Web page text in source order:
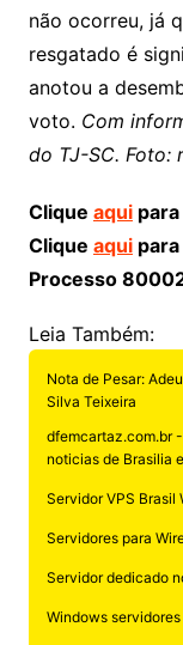
não ocorreu, já
resgatado é
anotou a
voto. Com
do TJ-SC. Foto:
Clique aquipara
Clique aquipara
Processo
Leia Também:
Nota de Pesar:
Silva Teixeira
dfemcartaz.com.br
noticias de Brasilia
Servidor VPS Brasil
Servidores para
Servidor dedicado
Windows